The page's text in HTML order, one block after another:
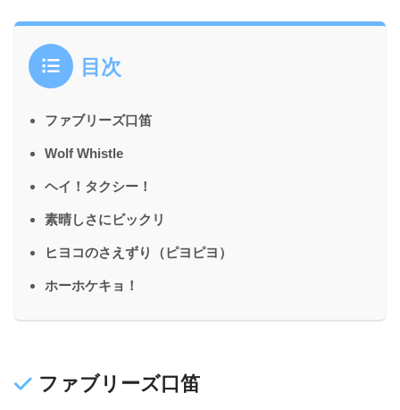
目次
ファブリーズ口笛
Wolf Whistle
ヘイ！タクシー！
素晴しさにビックリ
ヒヨコのさえずり（ピヨピヨ）
ホーホケキョ！
ファブリーズ口笛